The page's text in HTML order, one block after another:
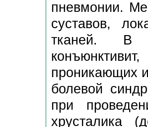
пневмонии.
суставов,
тканей. В
проникающих
болевой
при
хрусталика